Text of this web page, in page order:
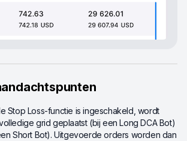
Stop Loss-functie is ingeschakeld, wordt
grid geplaatst (bij een Long DCA Bot)
Short Bot). Uitgevoerde orders worden dan